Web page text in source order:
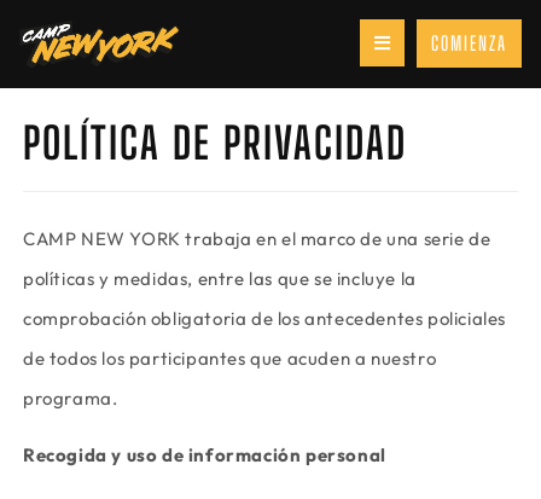
COMIENZA
POLÍTICA DE PRIVACIDAD
CAMP NEW YORK trabaja en el marco de una serie de
políticas y medidas, entre las que se incluye la
comprobación obligatoria de los antecedentes policiales
de todos los participantes que acuden a nuestro
programa.
Recogida y uso de información personal